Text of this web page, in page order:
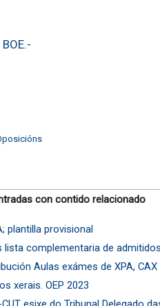
con contido relacionado
plantilla provisional
lista complementaria de
Aulas exámes de XPA, CAX
xerais. OEP 2023